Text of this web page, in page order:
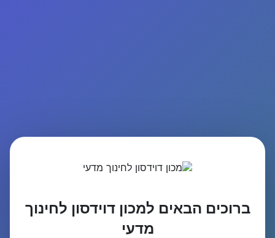
ברוכים הבאים למכון דוידסון לחינוך
מדעי